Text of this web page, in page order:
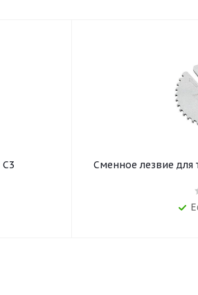
С3
Сменное лезвие для